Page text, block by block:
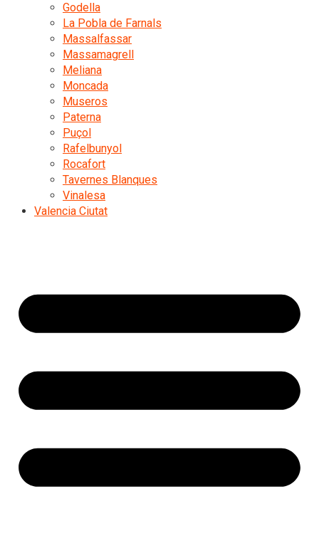
Godella
La Pobla de Farnals
Massalfassar
Massamagrell
Meliana
Moncada
Museros
Paterna
Puçol
Rafelbunyol
Rocafort
Tavernes Blanques
Vinalesa
Valencia Ciutat